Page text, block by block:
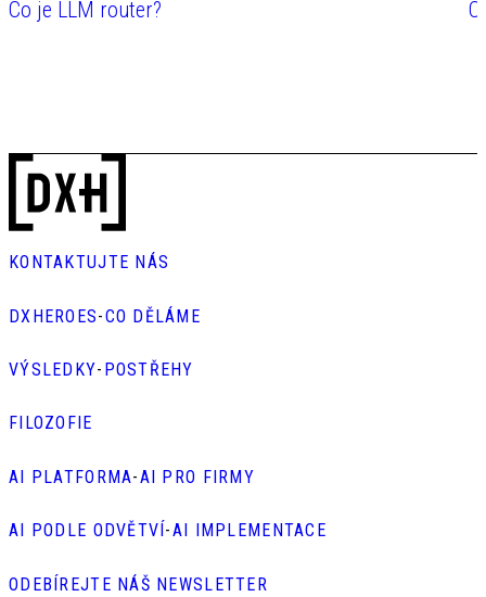
Co je LLM router?
KONTAKTUJTE NÁS
DXHEROES-CO DĚLÁME
VÝSLEDKY- POSTŘEHY
FILOZOFIE
AI PLATFORMA-AI PRO FIRMY
AI PODLE ODVĚTVÍ -AI IMPLEMENTACE
ODEBÍREJTE NÁŠ NEWSLETTER